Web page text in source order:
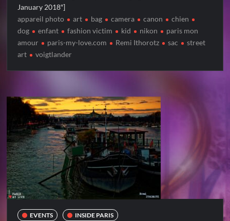
January 2018″]
appareil photo
art bag camera canon
chien
dog
enfant fashion victim kid nikon
paris mon
amour
paris-my-love.com Remi Ithorotz sac
street
art
voigtlander
EVENTS INSIDE PARIS